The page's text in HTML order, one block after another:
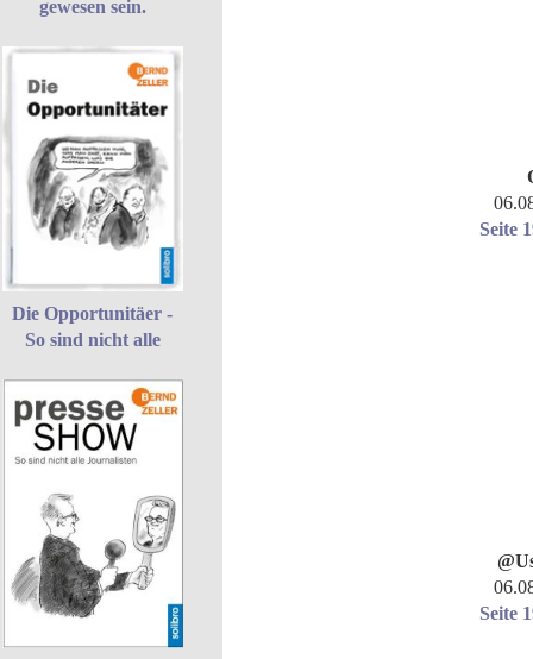
gewesen sein.
Die Opportunitäer -
So sind nicht alle
Seite
Seite